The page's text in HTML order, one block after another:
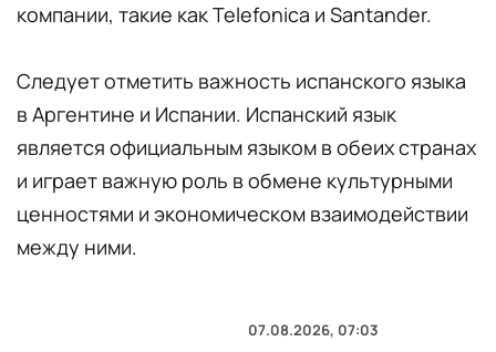
компании, такие как Telefonica и Santander.
Следует отметить важность испанского языка
в Аргентине и Испании. Испанский язык
является официальным языком в обеих странах
и играет важную роль в обмене культурными
ценностями и экономическом взаимодействии
между ними.
07.08.2026, 07:03